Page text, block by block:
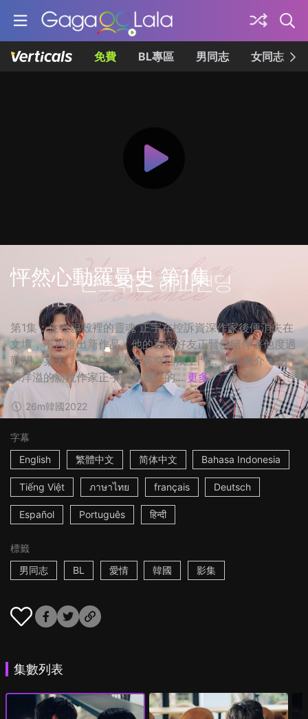
免費 BL專區 男同志 女同志
怦然心動羅曼史 第1集
펜스 밖은 해피엔딩
第1集：住在軀殼裡的靈魂 正宇在控訴資深作家後便消失在
文壇，不再推出新作品，他的親密好友正賢便陪伴著他度過
難關。某天，一位年輕人泰英突然找上門… 影集簡介： 才
華洋溢的新銳作家正宇因為過往的... 更多
26m韓國2022
字幕
English
繁體中文 简体中文 Bahasa Indonesia
Tiếng Việt ภาษาไทย français Deutsch
Español Português हिन्दी
標籤
男同志
BL 愛情 韓國 影集
集數列表